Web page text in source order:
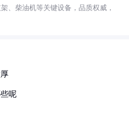
、柴油机等关键设备，品质权威，
呢